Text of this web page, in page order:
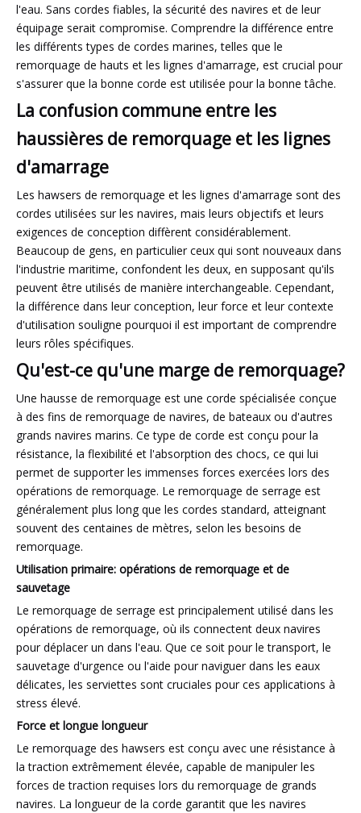
l'eau. Sans cordes fiables, la sécurité des navires et de leur
équipage serait compromise. Comprendre la différence entre
les différents types de cordes marines, telles que le
remorquage de hauts et les lignes d'amarrage, est crucial pour
s'assurer que la bonne corde est utilisée pour la bonne tâche.
La confusion commune entre les
haussières de remorquage et les lignes
d'amarrage
Les hawsers de remorquage et les lignes d'amarrage sont des
cordes utilisées sur les navires, mais leurs objectifs et leurs
exigences de conception diffèrent considérablement.
Beaucoup de gens, en particulier ceux qui sont nouveaux dans
l'industrie maritime, confondent les deux, en supposant qu'ils
peuvent être utilisés de manière interchangeable. Cependant,
la différence dans leur conception, leur force et leur contexte
d'utilisation souligne pourquoi il est important de comprendre
leurs rôles spécifiques.
Qu'est-ce qu'une marge de remorquage?
Une hausse de remorquage est une corde spécialisée conçue
à des fins de remorquage de navires, de bateaux ou d'autres
grands navires marins. Ce type de corde est conçu pour la
résistance, la flexibilité et l'absorption des chocs, ce qui lui
permet de supporter les immenses forces exercées lors des
opérations de remorquage. Le remorquage de serrage est
généralement plus long que les cordes standard, atteignant
souvent des centaines de mètres, selon les besoins de
remorquage.
Utilisation primaire: opérations de remorquage et de
sauvetage
Le remorquage de serrage est principalement utilisé dans les
opérations de remorquage, où ils connectent deux navires
pour déplacer un dans l'eau. Que ce soit pour le transport, le
sauvetage d'urgence ou l'aide pour naviguer dans les eaux
délicates, les serviettes sont cruciales pour ces applications à
stress élevé.
Force et longue longueur
Le remorquage des hawsers est conçu avec une résistance à
la traction extrêmement élevée, capable de manipuler les
forces de traction requises lors du remorquage de grands
navires. La longueur de la corde garantit que les navires